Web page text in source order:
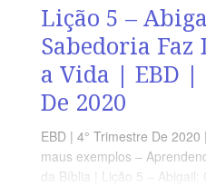
Lição 5 –
Sabedoria Faz
a Vida | EBD |
De 2020
EBD | 4° Trimestre De
maus exemplos –
da Bíblia | Lição 5 –